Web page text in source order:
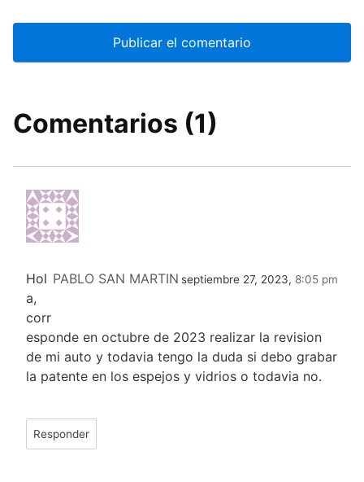
Comentarios (1)
PABLO SAN MARTIN septiembre 27, 2023, 8:05 pm
Hol
a,
corr
esponde en octubre de 2023 realizar la revision
de mi auto y todavia tengo la duda si debo grabar
la patente en los espejos y vidrios o todavia no.
Responder